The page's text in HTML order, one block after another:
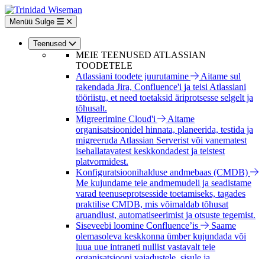
Liigu
edasi
põhisisu
juurde
Menüü Sulge
Teenused
MEIE TEENUSED ATLASSIAN
TOODETELE
Atlassiani toodete juurutamine
Aitame sul
rakendada Jira, Confluence'i ja teisi Atlassiani
tööriistu, et need toetaksid äriprotsesse selgelt ja
tõhusalt.
Migreerimine Cloud'i
Aitame
organisatsioonidel hinnata, planeerida, testida ja
migreeruda Atlassian Serverist või vanematest
isehallatavatest keskkondadest ja teistest
platvormidest.
Konfiguratsioonihalduse andmebaas (CMDB)
Me kujundame teie andmemudeli ja seadistame
varad teenuseprotsesside toetamiseks, tagades
praktilise CMDB, mis võimaldab tõhusat
aruandlust, automatiseerimist ja otsuste tegemist.
Siseveebi loomine Confluence’is
Saame
olemasoleva keskkonna ümber kujundada või
luua uue intraneti nullist vastavalt teie